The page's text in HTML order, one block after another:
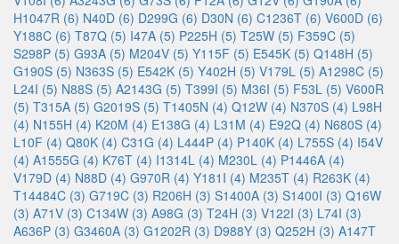
H1047R (6) N40D (6) D299G (6) D30N (6) C1236T (6) V600D (6)
Y188C (6) T87Q (5) I47A (5) P225H (5) T25W (5) F359C (5)
S298P (5) G93A (5) M204V (5) Y115F (5) E545K (5) Q148H (5)
G190S (5) N363S (5) E542K (5) Y402H (5) V179L (5) A1298C (5)
L24I (5) N88S (5) A2143G (5) T399I (5) M36I (5) F53L (5) V600R
(5) T315A (5) G2019S (5) T1405N (4) Q12W (4) N370S (4) L98H
(4) N155H (4) K20M (4) E138G (4) L31M (4) E92Q (4) N680S (4)
L10F (4) Q80K (4) C31G (4) L444P (4) P140K (4) L755S (4) I54V
(4) A1555G (4) K76T (4) I1314L (4) M230L (4) P1446A (4)
V179D (4) N88D (4) G970R (4) Y181I (4) M235T (4) R263K (4)
T14484C (3) G719C (3) R206H (3) S1400A (3) S1400I (3) Q16W
(3) A71V (3) C134W (3) A98G (3) T24H (3) V122I (3) L74I (3)
A636P (3) G3460A (3) G1202R (3) D988Y (3) Q252H (3) A147T